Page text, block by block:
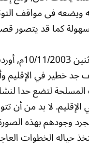
ويضعه فى مواقف
كما قد يتصور
في عمود
جد خطير في الإقليم
لتضع حدا
لا بد من أن
وجودهم بهذه